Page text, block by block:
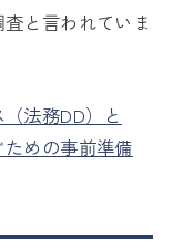
と言われていま
法務DD）と
めの事前準備